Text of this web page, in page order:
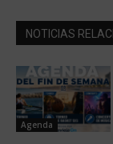
NOTICIAS
Agenda